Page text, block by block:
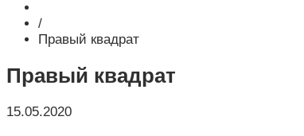
/
Правый квадрат
Правый квадрат
15.05.2020